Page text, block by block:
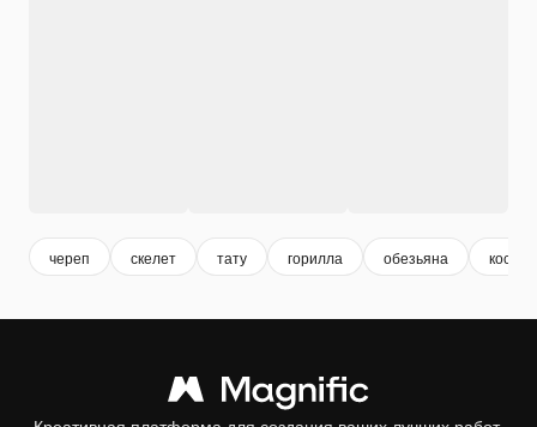
череп скелет тату горилла обезьяна кости